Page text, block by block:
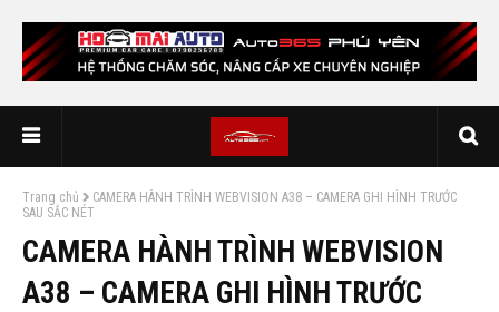
Trang chủ
CAMERA HÀNH TRÌNH WEBVISION A38 – CAMERA GHI HÌNH TRƯỚC
SAU SẮC NÉT
CAMERA HÀNH TRÌNH WEBVISION
A38 – CAMERA GHI HÌNH TRƯỚC